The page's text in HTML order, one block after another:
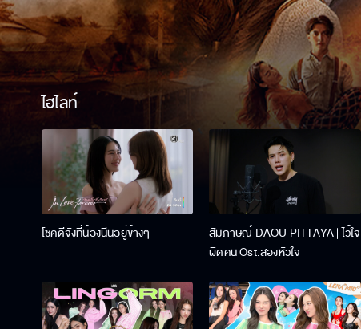
ไฮไลท์
โชคดีจังที่น้องนีนอยู่ข้างๆ
สัมภาษณ์ DAOU PITTAYA | ไว้ใจ
ผิดคน Ost.สองหัวใจ